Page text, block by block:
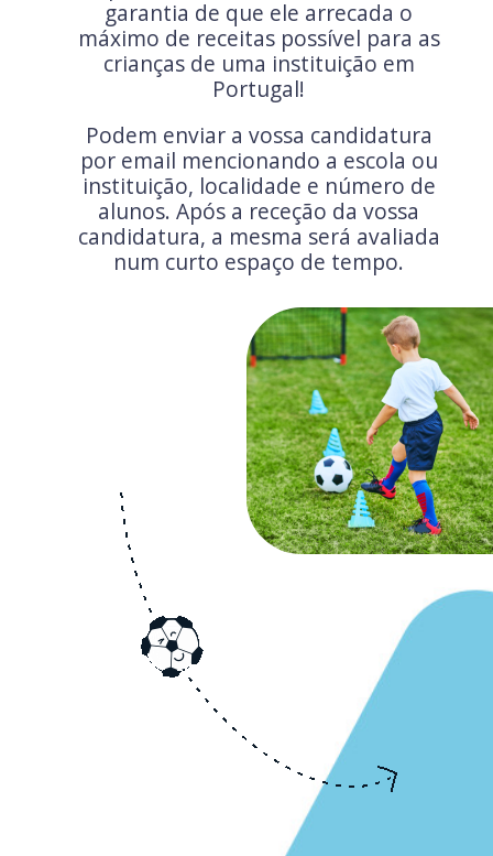
garantia de que ele arrecada o
máximo de receitas possível para as
crianças de uma instituição em
Portugal!
Podem enviar a vossa candidatura
por email mencionando a escola ou
instituição, localidade e número de
alunos. Após a receção da vossa
candidatura, a mesma será avaliada
num curto espaço de tempo.